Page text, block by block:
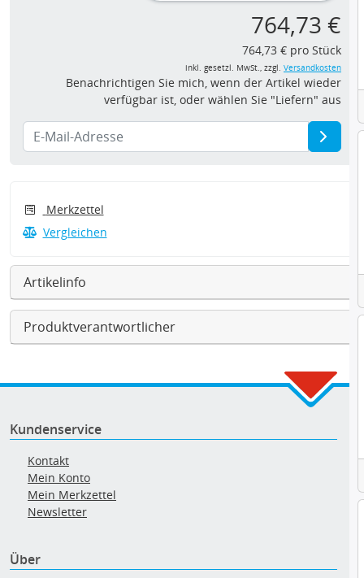
764,73 €
764,73 € pro Stück
inkl. gesetzl. MwSt., zzgl. Versandkosten
Benachrichtigen Sie mich, wenn der Artikel wieder
verfügbar ist, oder wählen Sie "Liefern" aus
Merkzettel
Vergleichen
Artikelinfo
Produktverantwortlicher
Kundenservice
Kontakt
Mein Konto
Mein Merkzettel
Newsletter
Über